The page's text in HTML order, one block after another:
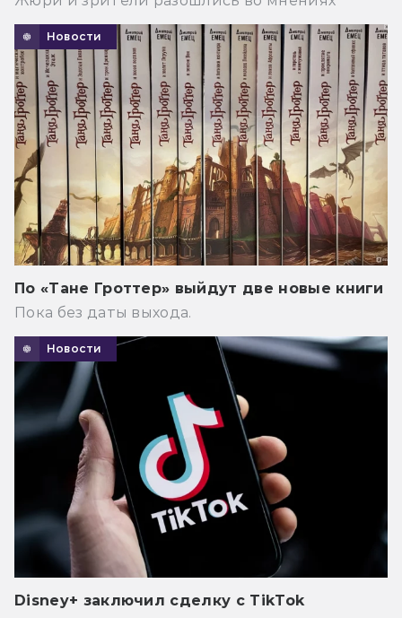
Новости
По «Тане Гроттер» выйдут две новые книги
Пока без даты выхода.
Новости
Disney+ заключил сделку с TikTok